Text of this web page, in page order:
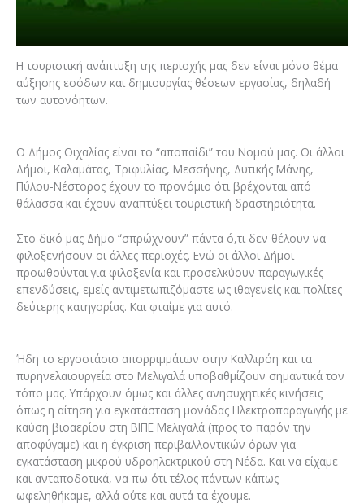
Η τουριστική ανάπτυξη της περιοχής μας δεν είναι μόνο θέμα
αύξησης εσόδων και δημιουργίας θέσεων εργασίας, δηλαδή
των αυτονόητων.
Ο Δήμος Οιχαλίας είναι το “αποπαίδι” του Νομού μας. Οι άλλοι
Δήμοι, Καλαμάτας, Τριφυλίας, Μεσσήνης, Δυτικής Μάνης,
Πύλου-Νέστορος έχουν το προνόμιο ότι βρέχονται από
θάλασσα και έχουν αναπτύξει τουριστική δραστηριότητα.
Στο δικό μας Δήμο “σπρώχνουν” πάντα ό,τι δεν θέλουν να
φιλοξενήσουν οι άλλες περιοχές. Ενώ οι άλλοι Δήμοι
προωθούνται για φιλοξενία και προσελκύουν παραγωγικές
επενδύσεις, εμείς αντιμετωπιζόμαστε ως ιθαγενείς και πολίτες
δεύτερης κατηγορίας. Και φταίμε για αυτό.
Ήδη το εργοστάσιο απορριμμάτων στην Καλλιρόη και τα
πυρηνελαιουργεία στο Μελιγαλά υποβαθμίζουν σημαντικά τον
τόπο μας. Υπάρχουν όμως και άλλες ανησυχητικές κινήσεις
όπως η αίτηση για εγκατάσταση μονάδας Ηλεκτροπαραγωγής με
καύση βιοαερίου στη ΒΙΠΕ Μελιγαλά (προς το παρόν την
αποφύγαμε) και η έγκριση περιβαλλοντικών όρων για
εγκατάσταση μικρού υδροηλεκτρικού στη Νέδα. Και να είχαμε
και ανταποδοτικά, να πω ότι τέλος πάντων κάπως
ωφεληθήκαμε, αλλά ούτε και αυτά τα έχουμε.